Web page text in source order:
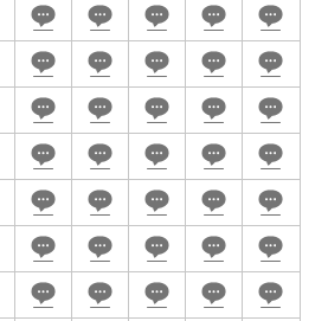
お問合せフォーム
会議室